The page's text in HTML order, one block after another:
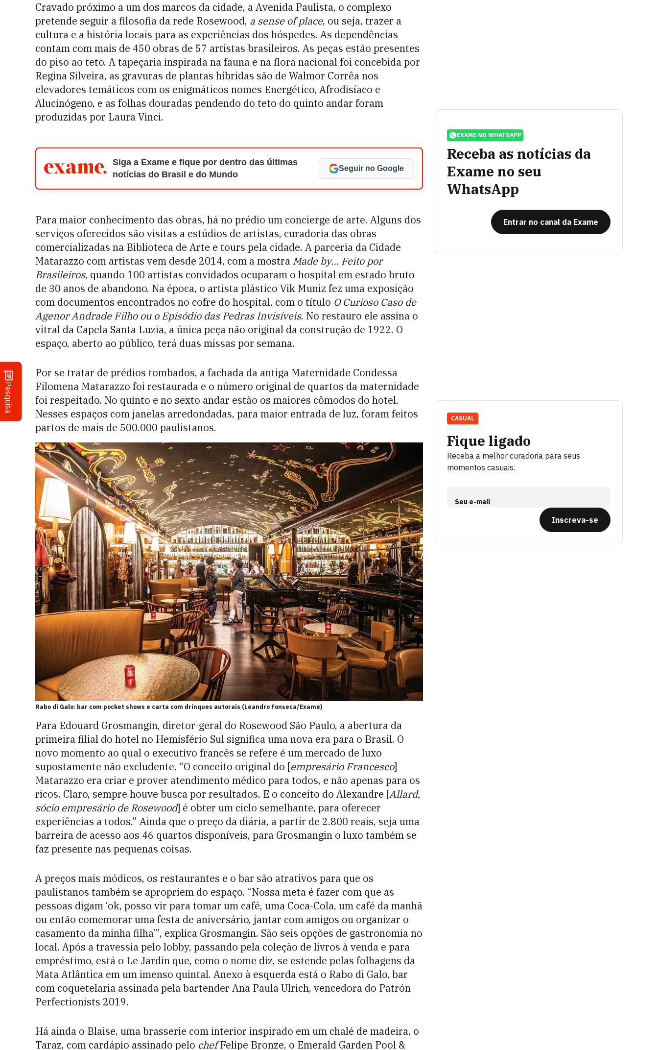
Pesquisa
Cravado próximo a um dos marcos da cidade, a Avenida Paulista, o complexo
pretende seguir a filosofia da rede Rosewood, a sense of place, ou seja, trazer a
cultura e a história locais para as experiências dos hóspedes. As dependências
contam com mais de 450 obras de 57 artistas brasileiros. As peças estão presentes
do piso ao teto. A tapeçaria inspirada na fauna e na flora nacional foi concebida por
Regina Silveira, as gravuras de plantas híbridas são de Walmor Corrêa nos
elevadores temáticos com os enigmáticos nomes Energético, Afrodisíaco e
Alucinógeno, e as folhas douradas pendendo do teto do quinto andar foram
produzidas por Laura Vinci.
Siga a Exame e fique por dentro das últimas
notícias do Brasil e do Mundo
Seguir no Google
Para maior conhecimento das obras, há no prédio um concierge de arte. Alguns dos
serviços oferecidos são visitas a estúdios de artistas, curadoria das obras
comercializadas na Biblioteca de Arte e tours pela cidade. A parceria da Cidade
Matarazzo com artistas vem desde 2014, com a mostra Made by… Feito por
Brasileiros, quando 100 artistas convidados ocuparam o hospital em estado bruto
de 30 anos de abandono. Na época, o artista plástico Vik Muniz fez uma exposição
com documentos encontrados no cofre do hospital, com o título O Curioso Caso de
Agenor Andrade Filho ou o Episódio das Pedras Invisíveis. No restauro ele assina o
vitral da Capela Santa Luzia, a única peça não original da construção de 1922. O
espaço, aberto ao público, terá duas missas por semana.
Por se tratar de prédios tombados, a fachada da antiga Maternidade Condessa
Filomena Matarazzo foi restaurada e o número original de quartos da maternidade
foi respeitado. No quinto e no sexto andar estão os maiores cômodos do hotel.
Nesses espaços com janelas arredondadas, para maior entrada de luz, foram feitos
partos de mais de 500.000 paulistanos.
Rabo di Galo: bar com pocket shows e carta com drinques autorais (Leandro Fonseca/Exame)
Para Edouard Grosmangin, diretor-geral do Rosewood São Paulo, a abertura da
primeira filial do hotel no Hemisfério Sul significa uma nova era para o Brasil. O
novo momento ao qual o executivo francês se refere é um mercado de luxo
supostamente não excludente. “O conceito original do [empresário Francesco]
Matarazzo era criar e prover atendimento médico para todos, e não apenas para os
ricos. Claro, sempre houve busca por resultados. E o conceito do Alexandre [Allard,
sócio empresário de Rosewood] é obter um ciclo semelhante, para oferecer
experiências a todos.” Ainda que o preço da diária, a partir de 2.800 reais, seja uma
barreira de acesso aos 46 quartos disponíveis, para Grosmangin o luxo também se
faz presente nas pequenas coisas.
A preços mais módicos, os restaurantes e o bar são atrativos para que os
paulistanos também se apropriem do espaço. “Nossa meta é fazer com que as
pessoas digam ‘ok, posso vir para tomar um café, uma Coca-Cola, um café da manhã
ou então comemorar uma festa de aniversário, jantar com amigos ou organizar o
casamento da minha filha’”, explica Grosmangin. São seis opções de gastronomia no
local. Após a travessia pelo lobby, passando pela coleção de livros à venda e para
empréstimo, está o Le Jardin que, como o nome diz, se estende pelas folhagens da
Mata Atlântica em um imenso quintal. Anexo à esquerda está o Rabo di Galo, bar
com coquetelaria assinada pela bartender Ana Paula Ulrich,­ vencedora do Patrón
Perfectionists 2019.
Há ainda o Blaise, uma brasserie com interior inspirado em um chalé de madeira, o
Taraz, com cardápio assinado pelo chef Felipe Bronze, o Emerald Garden Pool &
EXAME NO WHATSAPP
Receba as notícias da
Exame no seu
WhatsApp
Entrar no canal da Exame
Fique ligado
Receba a melhor curadoria para seus
momentos casuais.
Seu e-mail
Inscreva-se
CASUAL